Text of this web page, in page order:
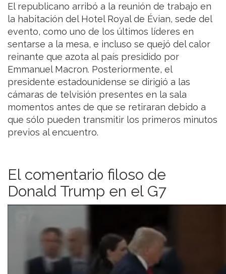
El republicano arribó a la reunión de trabajo en
la habitación del Hotel Royal de Évian, sede del
evento, como uno de los últimos líderes en
sentarse a la mesa, e incluso se quejó del calor
reinante que azota al país presidido por
Emmanuel Macron. Posteriormente, el
presidente estadounidense se dirigió a las
cámaras de telvisión presentes en la sala
momentos antes de que se retiraran debido a
que sólo pueden transmitir los primeros minutos
previos al encuentro.
El comentario filoso de
Donald Trump en el G7